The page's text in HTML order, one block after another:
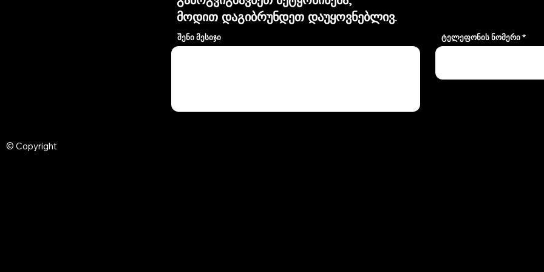
მოდით დაგიბრუნდეთ დაუყოვნებლივ.
შენი მესიჯი ტელეფონის ნომერი
© Copyright